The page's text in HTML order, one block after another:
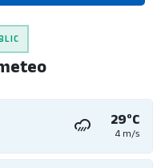
29°C
4 m/s